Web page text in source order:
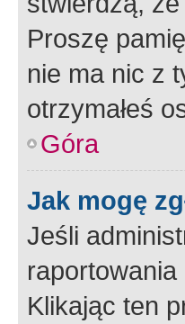
Proszę
nie ma nic z
otrzymałeś
Góra
Jak mogę
Jeśli
Klikając ten